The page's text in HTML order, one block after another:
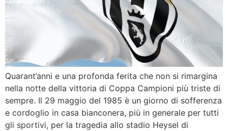
Quarant’anni e una profonda ferita che non si rimargina
nella notte della vittoria di Coppa Campioni più triste di
sempre. Il 29 maggio del 1985 è un giorno di sofferenza
e cordoglio in casa bianconera, più in generale per tutti
gli sportivi, per la tragedia allo stadio Heysel di